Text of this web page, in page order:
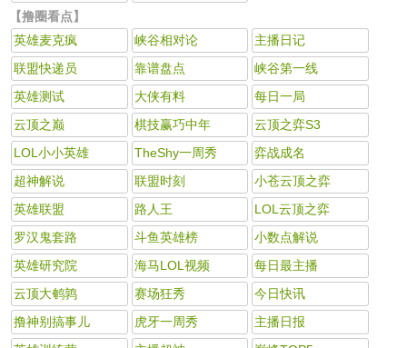
【撸圈看点】
英雄麦克疯
峡谷相对论
主播日记
联盟快递员
靠谱盘点
峡谷第一线
英雄测试
大侠有料
每日一局
云顶之巅
棋技赢巧中年
云顶之弈S3
LOL小小英雄
TheShy一周秀
弈战成名
超神解说
联盟时刻
小苍云顶之弈
英雄联盟
路人王
LOL云顶之弈
罗汉鬼套路
斗鱼英雄榜
小数点解说
英雄研究院
海马LOL视频
每日最主播
云顶大鹌鹑
赛场狂秀
今日快讯
撸神别搞事儿
虎牙一周秀
主播日报